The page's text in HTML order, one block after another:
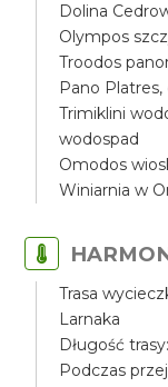
Dolina
Olympos
Troodos
Pano
Trimiklini
wodospad
Omodos
Winiarnia w
Trasa
Larnaka
Długość
Podczas